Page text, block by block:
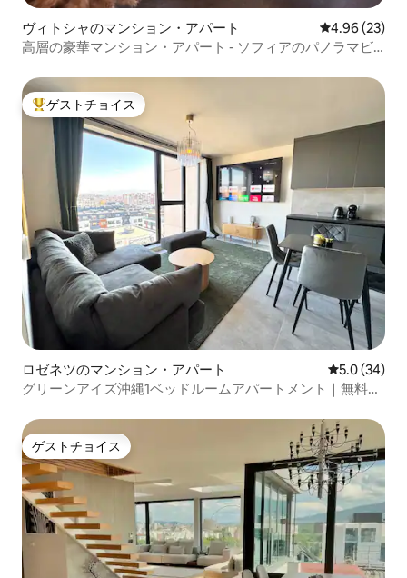
ヴィトシャのマンション・アパート レビュー23
4.96 (23)
高層の豪華マンション・アパート - ソフィアのパノラマビ
大好評のゲストチョイスです。
ゲストチョイス
ロゼネツのマンション・アパート レビュー34
5.0 (34)
グリーンアイズ沖縄1ベッドルームアパートメント｜無料駐
ゲストチョイス
ゲストチョイス